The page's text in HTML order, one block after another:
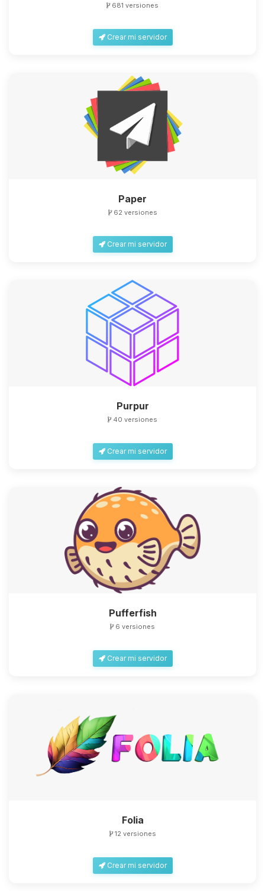
681 versiones
Crear mi servidor
Paper
62 versiones
Crear mi servidor
Purpur
40 versiones
Crear mi servidor
Pufferfish
6 versiones
Crear mi servidor
Folia
12 versiones
Crear mi servidor
Yupi, por fin alguien con quien
hablar! Soy Choupy, tu pequeno
que necesitas y moveré mis
pequenos circuitos para ayudarte.
06/08/2026 13:13